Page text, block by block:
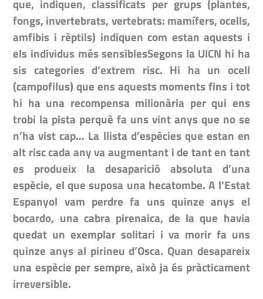
que, indiquen, classificats per grups (plantes,
fongs, invertebrats, vertebrats: mamífers, ocells,
amfibis i rèptils) indiquen com estan aquests i
els individus més sensiblesSegons la UICN hi ha
sis categories d’extrem risc. Hi ha un ocell
(campofilus) que ens aquests moments fins i tot
hi ha una recompensa milionària per qui ens
trobi la pista perquè fa uns vint anys que no se
n’ha vist cap… La llista d’espècies que estan en
alt risc cada any va augmentant i de tant en tant
es produeix la desaparició absoluta d’una
espècie, el que suposa una hecatombe. A l’Estat
Espanyol vam perdre fa uns quinze anys el
bocardo, una cabra pirenaica, de la que havia
quedat un exemplar solitari i va morir fa uns
quinze anys al pirineu d’Osca. Quan desapareix
una espècie per sempre, això ja és pràcticament
irreversible.